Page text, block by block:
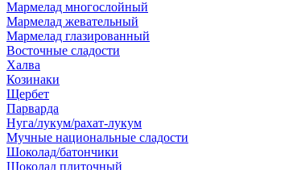
Мармелад многослойный
Мармелад жевательный
Мармелад глазированный
Восточные сладости
Халва
Козинаки
Щербет
Парварда
Нуга/лукум/рахат-лукум
Мучные национальные сладости
Шоколад/батончики
Шоколад плиточный